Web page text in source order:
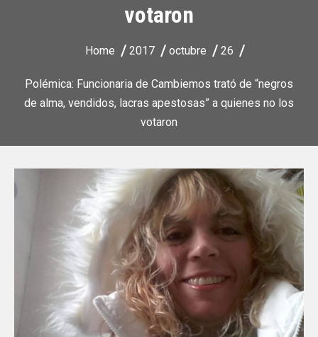
votaron
Home 2017 octubre 26
Polémica: Funcionaria de Cambiemos trató de “negros
de alma, vendidos, lacras apestosas” a quienes no los
votaron